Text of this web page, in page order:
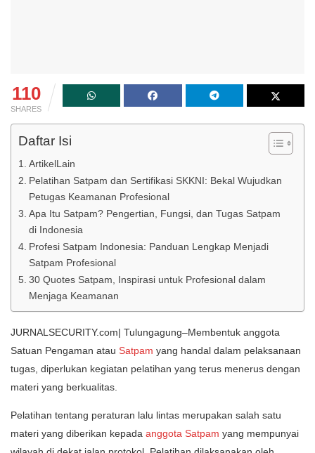
110
SHARES
Daftar Isi
ArtikelLain
Pelatihan Satpam dan Sertifikasi SKKNI: Bekal Wujudkan
Petugas Keamanan Profesional
Apa Itu Satpam? Pengertian, Fungsi, dan Tugas Satpam
di Indonesia
Profesi Satpam Indonesia: Panduan Lengkap Menjadi
Satpam Profesional
30 Quotes Satpam, Inspirasi untuk Profesional dalam
Menjaga Keamanan
JURNALSECURITY.com| Tulungagung–Membentuk anggota
Satuan Pengaman atau Satpam yang handal dalam pelaksanaan
tugas, diperlukan kegiatan pelatihan yang terus menerus dengan
materi yang berkualitas.
Pelatihan tentang peraturan lalu lintas merupakan salah satu
materi yang diberikan kepada anggota Satpam yang mempunyai